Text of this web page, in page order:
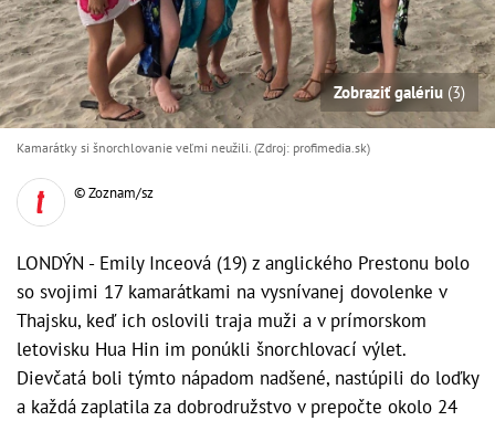
Zobraziť galériu (3)
Kamarátky si šnorchlovanie veľmi neužili. (Zdroj: profimedia.sk)
© Zoznam/sz
LONDÝN - Emily Inceová (19) z anglického Prestonu bolo
so svojimi 17 kamarátkami na vysnívanej dovolenke v
Thajsku, keď ich oslovili traja muži a v prímorskom
letovisku Hua Hin im ponúkli šnorchlovací výlet.
Dievčatá boli týmto nápadom nadšené, nastúpili do loďky
a každá zaplatila za dobrodružstvo v prepočte okolo 24